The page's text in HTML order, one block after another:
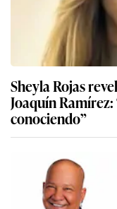
Sheyla Rojas
Joaquín
conociendo”